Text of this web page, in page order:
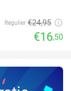
Regulier €24,95
€16,50